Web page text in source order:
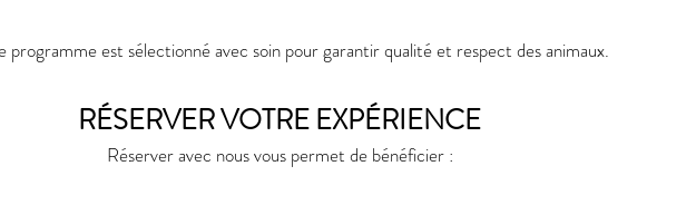
programme est sélectionné avec soin pour garantir qualité et respect des animaux.
RÉSERVER VOTRE EXPÉRIENCE
Réserver avec nous vous permet de bénéficier :